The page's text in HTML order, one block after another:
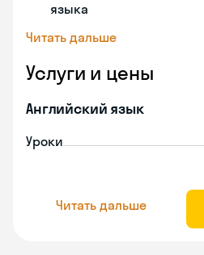
языка
Читать дальше
Услуги и цены
Английский язык
Уроки
Читать дальше